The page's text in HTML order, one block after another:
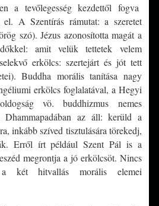
a tevőlegesség kezdettől fogva
A Szentírás rámutat: a szeretet
szó). Jézus azonosította magát a
amit velük tettetek velem
erkölcs: szertejárt és jót tett
Buddha morális tanítása nagy
erkölcs foglalatával, a Hegyi
vö. buddhizmus nemes
az áll: kerüld a
inkább szíved tisztulására törekedj,
Erről írt például Szent Pál is a
megrontja a jó erkölcsöt. Nincs
a két hitvallás morális elemei